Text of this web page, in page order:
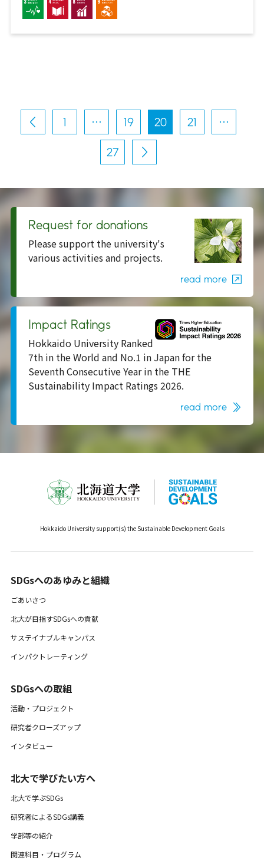
前
へ
1 … 19 20 21 …
27
次
へ
Request for donations
Please support the university's
various activities and projects.
read more
Impact Ratings
Hokkaido University Ranked
7th in the World and No.1 in Japan for the
Seventh Consecutive Year in the THE
Sustainability Impact Ratings 2026.
read more
Hokkaido University support(s) the Sustainable Development Goals
SDGsへのあゆみと組織 ​
ごあいさつ
北大が目指すSDGsへの貢献
サステイナブルキャンパス
インパクトレーティング
SDGsへの取組
活動・プロジェクト
研究者クローズアップ
インタビュー
北大で学びたい方へ
北大で学ぶSDGs
研究者によるSDGs講義
学部等の紹介
関連科目・プログラム